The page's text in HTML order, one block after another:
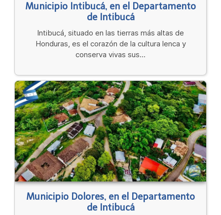
Municipio Intibucá, en el Departamento
de Intibucá
Intibucá, situado en las tierras más altas de
Honduras, es el corazón de la cultura lenca y
conserva vivas sus...
Municipio Dolores, en el Departamento
de Intibucá